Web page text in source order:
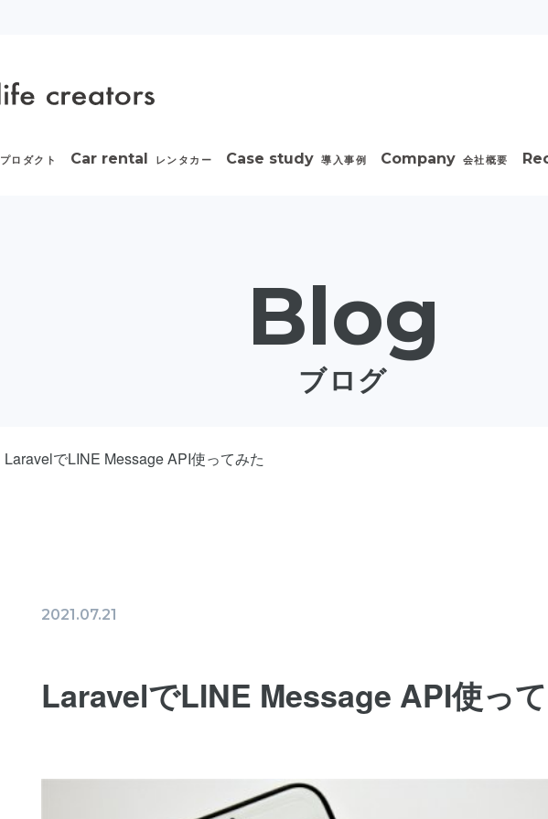
プロダクト Car rental レンタカー Case study 導入事例 Company 会社概要
Blog
ブログ
LaravelでLINE Message API使ってみた
2021.07.21
LaravelでLINE Message API使っ